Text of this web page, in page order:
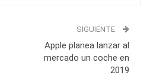
SIGUIENTE
Apple planea lanzar al
mercado un coche en
2019